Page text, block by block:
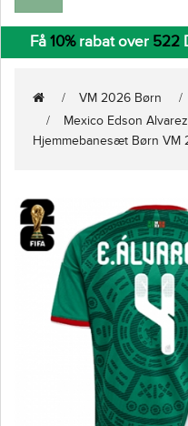
Få 10%rabat over 522
VM 2026 Børn
Mexico Edson
Hjemmebanesæt Børn VM